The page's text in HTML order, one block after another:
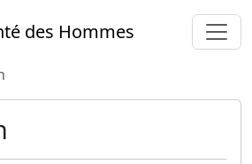
des Hommes